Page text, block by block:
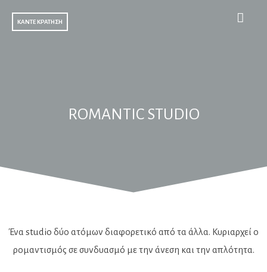
ΚΑΝΤΕ ΚΡΑΤΗΣΗ
ROMANTIC STUDIO
Ένα studio δύο ατόμων διαφορετικό από τα άλλα. Κυριαρχεί ο
ρομαντισμός σε συνδυασμό με την άνεση και την απλότητα.